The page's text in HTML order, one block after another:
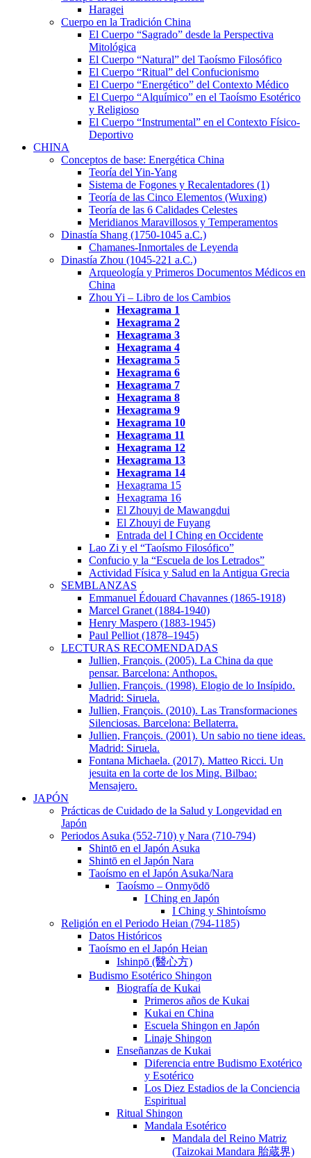
Haragei
Cuerpo en la Tradición China
El Cuerpo “Sagrado” desde la Perspectiva
Mitológica
El Cuerpo “Natural” del Taoísmo Filosófico
El Cuerpo “Ritual” del Confucionismo
El Cuerpo “Energético” del Contexto Médico
El Cuerpo “Alquímico” en el Taoísmo Esotérico
y Religioso
El Cuerpo “Instrumental” en el Contexto Físico-
Deportivo
CHINA
Conceptos de base: Energética China
Teoría del Yin-Yang
Sistema de Fogones y Recalentadores (1)
Teoría de las Cinco Elementos (Wuxing)
Teoría de las 6 Calidades Celestes
Meridianos Maravillosos y Temperamentos
Dinastía Shang (1750-1045 a.C.)
Chamanes-Inmortales de Leyenda
Dinastía Zhou (1045-221 a.C.)
Arqueología y Primeros Documentos Médicos en
China
Zhou Yi – Libro de los Cambios
Hexagrama 1
Hexagrama 2
Hexagrama 3
Hexagrama 4
Hexagrama 5
Hexagrama 6
Hexagrama 7
Hexagrama 8
Hexagrama 9
Hexagrama 10
Hexagrama 11
Hexagrama 12
Hexagrama 13
Hexagrama 14
Hexagrama 15
Hexagrama 16
El Zhouyi de Mawangdui
El Zhouyi de Fuyang
Entrada del I Ching en Occidente
Lao Zi y el “Taoísmo Filosófico”
Confucio y la “Escuela de los Letrados”
Actividad Física y Salud en la Antigua Grecia
SEMBLANZAS
Emmanuel Édouard Chavannes (1865-1918)
Marcel Granet (1884-1940)
Henry Maspero (1883-1945)
Paul Pelliot (1878–1945)
LECTURAS RECOMENDADAS
Jullien, Franςois. (2005). La China da que
pensar. Barcelona: Anthopos.
Jullien, François. (1998). Elogio de lo Insípido.
Madrid: Siruela.
Jullien, François. (2010). Las Transformaciones
Silenciosas. Barcelona: Bellaterra.
Jullien, François. (2001). Un sabio no tiene ideas.
Madrid: Siruela.
Fontana Michaela. (2017). Matteo Ricci. Un
jesuita en la corte de los Ming. Bilbao:
Mensajero.
JAPÓN
Prácticas de Cuidado de la Salud y Longevidad en
Japón
Periodos Asuka (552-710) y Nara (710-794)
Shintō en el Japón Asuka
Shintō en el Japón Nara
Taoísmo en el Japón Asuka/Nara
Taoísmo – Onmyōdō
I Ching en Japón
I Ching y Shintoísmo
Religión en el Periodo Heian (794-1185)
Datos Históricos
Taoísmo en el Japón Heian
Ishinpō (醫心方)
Budismo Esotérico Shingon
Biografía de Kukai
Primeros años de Kukai
Kukai en China
Escuela Shingon en Japón
Linaje Shingon
Enseñanzas de Kukai
Diferencia entre Budismo Exotérico
y Esotérico
Los Diez Estadios de la Conciencia
Espiritual
Ritual Shingon
Mandala Esotérico
Mandala del Reino Matriz
(Taizokai Mandara 胎蔵界)